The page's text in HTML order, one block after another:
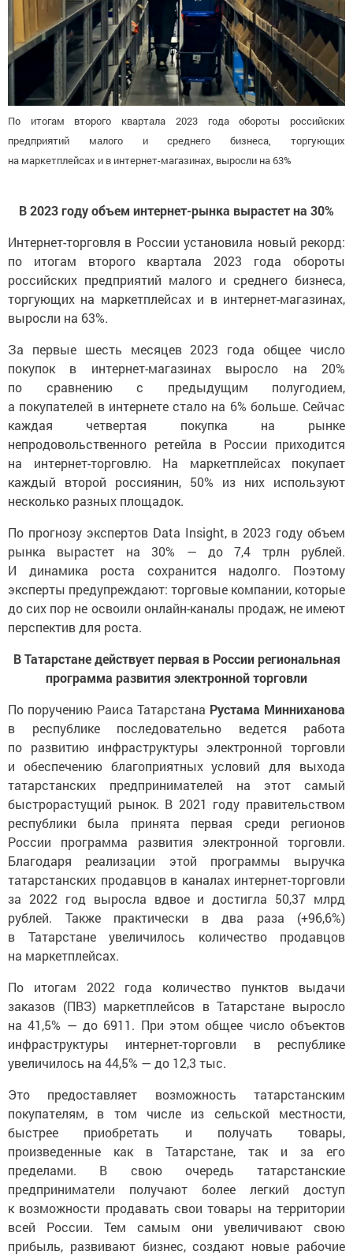
По итогам второго квартала 2023 года обороты российских
предприятий малого и среднего бизнеса, торгующих
на маркетплейсах и в интернет-магазинах, выросли на 63%
В 2023 году объем интернет-рынка вырастет на 30%
Интернет-торговля в России установила новый рекорд:
по итогам второго квартала 2023 года обороты
российских предприятий малого и среднего бизнеса,
торгующих на маркетплейсах и в интернет-магазинах,
выросли на 63%.
За первые шесть месяцев 2023 года общее число
покупок в интернет-магазинах выросло на 20%
по сравнению с предыдущим полугодием,
а покупателей в интернете стало на 6% больше. Сейчас
каждая четвертая покупка на рынке
непродовольственного ретейла в России приходится
на интернет-торговлю. На маркетплейсах покупает
каждый второй россиянин, 50% из них используют
несколько разных площадок.
По прогнозу экспертов Data Insight, в 2023 году объем
рынка вырастет на 30% — до 7,4 трлн рублей.
И динамика роста сохранится надолго. Поэтому
эксперты предупреждают: торговые компании, которые
до сих пор не освоили онлайн-каналы продаж, не имеют
перспектив для роста.
В Татарстане действует первая в России региональная
программа развития электронной торговли
По поручению Раиса Татарстана Рустама Минниханова
в республике последовательно ведется работа
по развитию инфраструктуры электронной торговли
и обеспечению благоприятных условий для выхода
татарстанских предпринимателей на этот самый
быстрорастущий рынок. В 2021 году правительством
республики была принята первая среди регионов
России программа развития электронной торговли.
Благодаря реализации этой программы выручка
татарстанских продавцов в каналах интернет-торговли
за 2022 год выросла вдвое и достигла 50,37 млрд
рублей. Также практически в два раза (+96,6%)
в Татарстане увеличилось количество продавцов
на маркетплейсах.
По итогам 2022 года количество пунктов выдачи
заказов (ПВЗ) маркетплейсов в Татарстане выросло
на 41,5% — до 6911. При этом общее число объектов
инфраструктуры интернет-торговли в республике
увеличилось на 44,5% — до 12,3 тыс.
Это предоставляет возможность татарстанским
покупателям, в том числе из сельской местности,
быстрее приобретать и получать товары,
произведенные как в Татарстане, так и за его
пределами. В свою очередь татарстанские
предприниматели получают более легкий доступ
к возможности продавать свои товары на территории
всей России. Тем самым они увеличивают свою
прибыль, развивают бизнес, создают новые рабочие